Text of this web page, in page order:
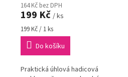
164 Kč bez DPH
199 Kč / ks
Měrná
cena:
199 Kč / 1 ks
Do košíku
Praktická úhlová hadicová